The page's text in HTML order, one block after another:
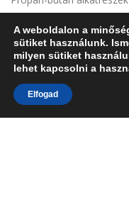
Szabadidős termékek
Szabályzó és határoló
Termoelemek/ Hőelemek
Termomágnesek
A weboldalon a
sütiket használunk.
milyen sütiket
lehet kapcsolni a
Elfogad